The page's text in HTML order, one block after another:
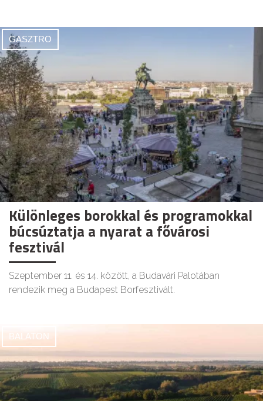
GASZTRO
Különleges borokkal és programokkal
búcsúztatja a nyarat a fővárosi
fesztivál
Szeptember 11. és 14. között, a Budavári Palotában
rendezik meg a Budapest Borfesztivált.
BALATON